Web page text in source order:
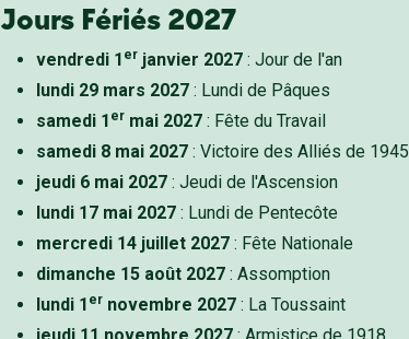
Jours Fériés 2027
vendredi 1 erjanvier 2027: Jour de l'an
lundi 29 mars 2027: Lundi de Pâques
samedi 1 ermai 2027: Fête du Travail
samedi 8 mai 2027: Victoire des Alliés de 1945
jeudi 6 mai 2027: Jeudi de l'Ascension
lundi 17 mai 2027: Lundi de Pentecôte
mercredi 14 juillet 2027: Fête Nationale
dimanche 15 août 2027: Assomption
lundi 1 ernovembre 2027: La Toussaint
jeudi 11 novembre 2027: Armistice de 1918